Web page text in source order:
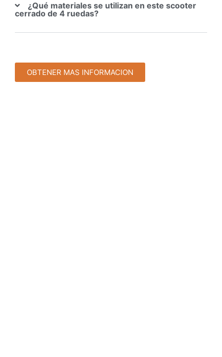
¿Qué materiales se utilizan en este scooter
cerrado de 4 ruedas?
OBTENER MAS INFORMACION